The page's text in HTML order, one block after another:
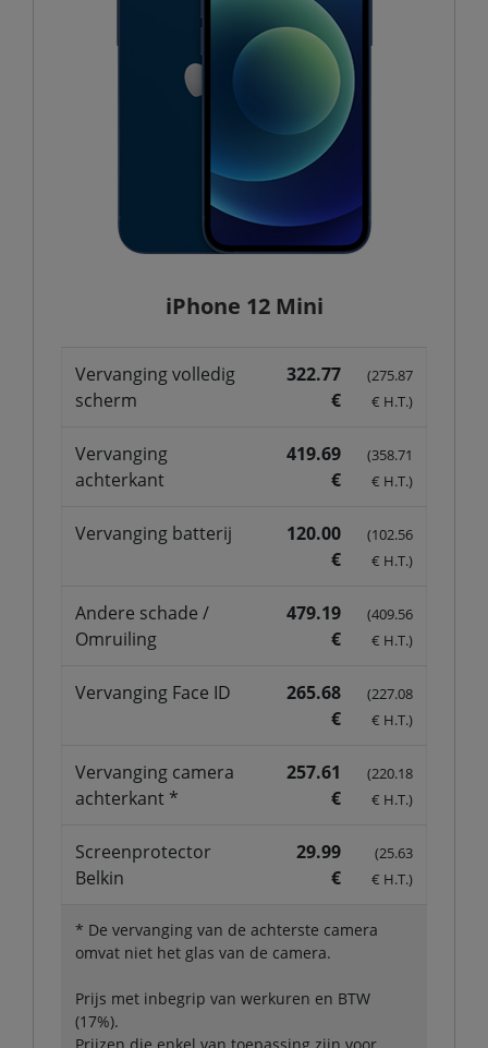
iPhone 12 Mini
Vervanging volledig
scherm
322.77
€
(275.87
€ H.T.)
Vervanging
achterkant
419.69
€
(358.71
€ H.T.)
Vervanging batterij
120.00
€
(102.56
€ H.T.)
Andere schade /
Omruiling
479.19
€
(409.56
€ H.T.)
Vervanging Face ID
265.68
€
(227.08
€ H.T.)
Vervanging camera
achterkant *
257.61
€
(220.18
€ H.T.)
Screenprotector
Belkin
29.99
€
(25.63
€ H.T.)
* De vervanging van de achterste camera
omvat niet het glas van de camera.
Prijs met inbegrip van werkuren en BTW
(17%).
Prijzen die enkel van toepassing zijn voor